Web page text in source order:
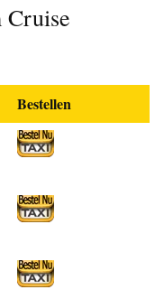
Cruise
Bestellen